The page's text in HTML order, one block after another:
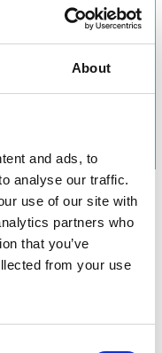
About
and ads, to
analyse our traffic.
use of our site with
partners who
that you’ve
from your use